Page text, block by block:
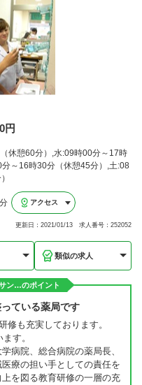
円
休憩60分）,水:09時00分～17時
～16時30分（休憩45分）,土:08
アクセス
更新日：2021/01/13 求人番号：252052
類似の求人
ン…のポイント
ている薬局です
修も充実しております。
す。
病院、総合病院の薬局長、
療の担い手としての責任を
を図る教育研修の一層の充